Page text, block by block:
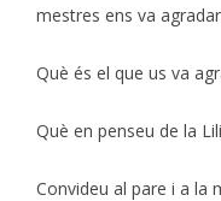
mestres ens va
Què és el que us va
Què en penseu de la
Convideu al pare i a la